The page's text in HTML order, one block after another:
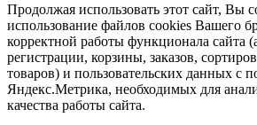
Продолжая использовать этот сайт, Вы
использование файлов cookies Вашего
корректной работы функционала сайта
регистрации, корзины, заказов,
товаров) и пользовательских данных с
Яндекс.Метрика, необходимых для
качества работы сайта.